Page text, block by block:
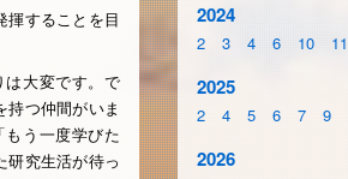
揮することを目
大変です。で
つ仲間がいま
う一度学びた
研究生活が待っ
2024
2 3 4 6 10 11
2025
2 4 5 6 7 9
2026